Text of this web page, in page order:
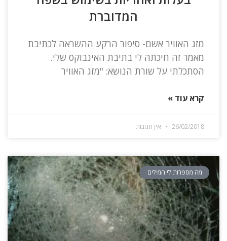
המדוברת
מזג האוויר אשם- סיפור הרקע ההשראה לכתיבת
מאמר זה חיכתה לי בתיבת האינבוקס שלי.
הסתכלתי על שורת הנושא: "מזג האוויר
קרא עוד »
26/02/2018 אין תגובות
מה מספרות לי המילים